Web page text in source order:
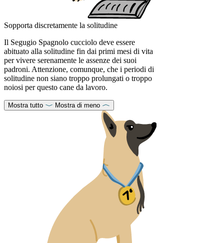
Sopporta discretamente la solitudine
Il Segugio Spagnolo cucciolo deve essere
abituato alla solitudine fin dai primi mesi di vita
per vivere serenamente le assenze dei suoi
padroni. Attenzione, comunque, che i periodi di
solitudine non siano troppo prolungati o troppo
noiosi per questo cane da lavoro.
Mostra tutto Mostra di meno